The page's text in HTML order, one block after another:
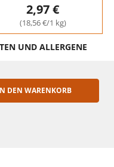
2,97 €
(18,56 €/1 kg)
UND ALLERGENE
DEN WARENKORB